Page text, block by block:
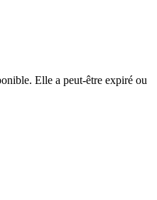
Elle a peut-être expiré ou